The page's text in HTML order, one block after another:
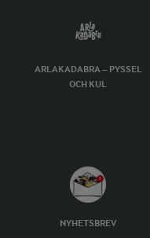
ARLAKADABRA – PYSSEL
OCH KUL
NYHETSBREV